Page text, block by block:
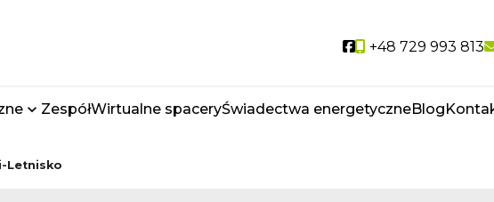
Social link
+48 729 993 813
ZespółWirtualne spaceryŚwiadectwa energetyczneBlog
Letnisko